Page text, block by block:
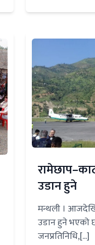
उडान हुने
मन्थली ।
उडान हुने भएको
जनप्रतिनिधि,[...]